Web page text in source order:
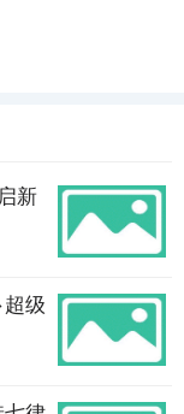
新
级